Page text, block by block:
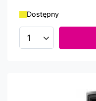
Dostępny
Ilość produktów